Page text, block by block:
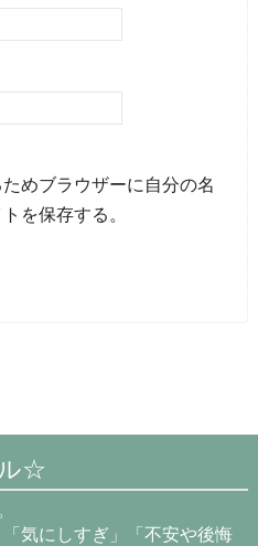
めブラウザーに自分の名
を保存する。
☆
気にしすぎ」「不安や後悔